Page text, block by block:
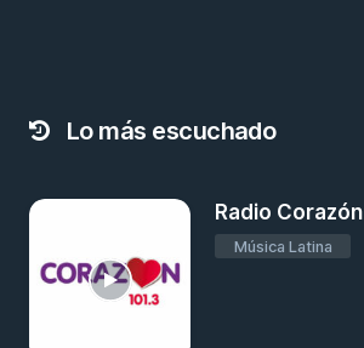
Lo más escuchado
Radio Corazón
Música Latina